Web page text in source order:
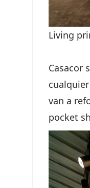
Living
Casacor
van a
pocket